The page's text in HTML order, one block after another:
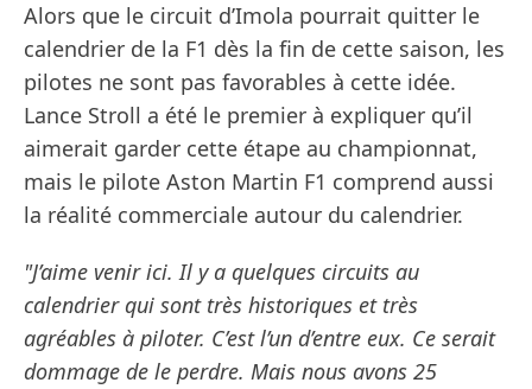
Alors que le circuit d’Imola pourrait quitter le
calendrier de la F1 dès la fin de cette saison, les
pilotes ne sont pas favorables à cette idée.
Lance Stroll a été le premier à expliquer qu’il
aimerait garder cette étape au championnat,
mais le pilote Aston Martin F1 comprend aussi
la réalité commerciale autour du calendrier.
"J’aime venir ici. Il y a quelques circuits au
calendrier qui sont très historiques et très
agréables à piloter. C’est l’un d’entre eux. Ce serait
dommage de le perdre. Mais nous avons 25